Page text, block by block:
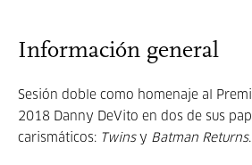
Información general
Sesión doble como homenaje al
2018 Danny DeVito en dos de sus
carismáticos: Twinsy Batman Returns.